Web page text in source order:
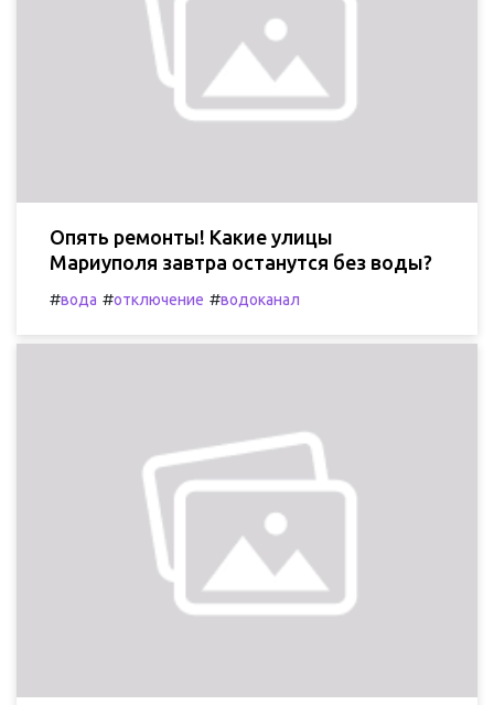
Опять ремонты! Какие улицы
Мариуполя завтра останутся без воды?
#вода #отключение #водоканал